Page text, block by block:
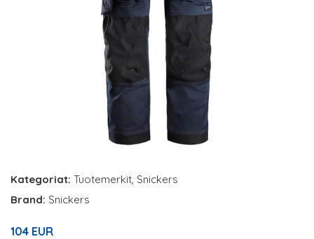
Kategoriat: Tuotemerkit, Snickers
Brand: Snickers
104 EUR